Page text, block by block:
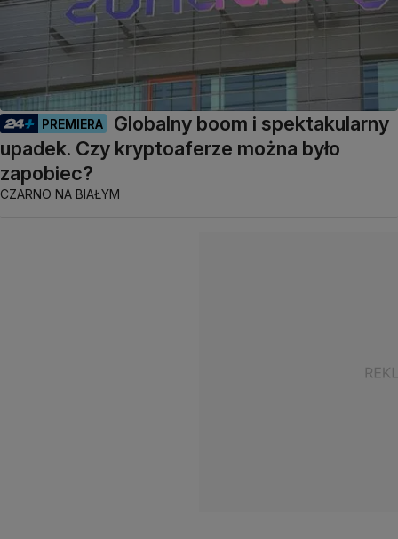
PREMIERA
Globalny boom i spektakularny
upadek. Czy kryptoaferze można było
zapobiec?
CZARNO NA BIAŁYM